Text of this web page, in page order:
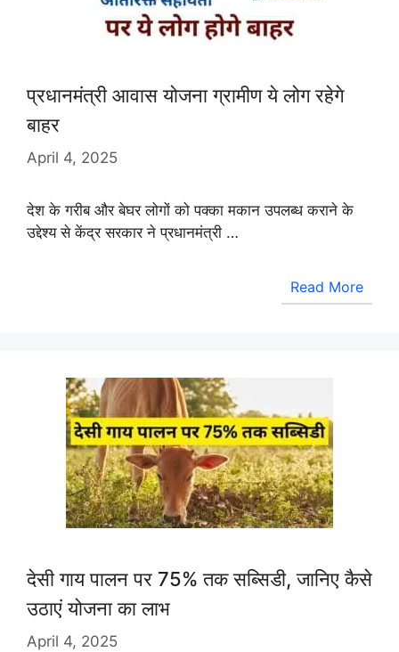
प्रधानमंत्री आवास योजना ग्रामीण ये लोग रहेगे
बाहर
April 4, 2025
देश के गरीब और बेघर लोगों को पक्का मकान उपलब्ध कराने के
उद्देश्य से केंद्र सरकार ने प्रधानमंत्री …
Read More
देसी गाय पालन पर 75% तक सब्सिडी, जानिए कैसे
उठाएं योजना का लाभ
April 4, 2025